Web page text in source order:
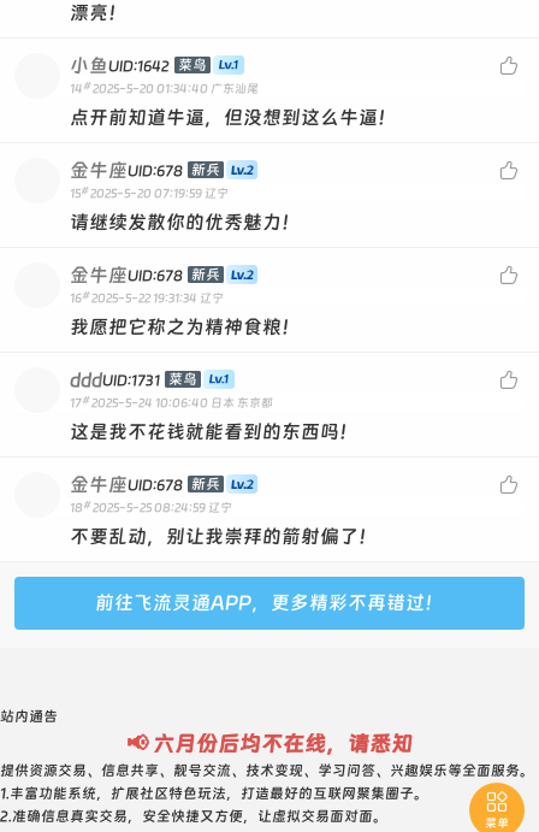
漂亮！

小鱼UID:1642 菜鸟
14 # 2025-5-20 01:34:40 广东汕尾
点开前知道牛逼，但没想到这么牛逼！

金牛座UID:678 新兵
15# 2025-5-20 07:19:59 辽宁
请继续发散你的优秀魅力！

金牛座UID:678 新兵
16# 2025-5-22 19:31:34 辽宁
我愿把它称之为精神食粮！

dddUID:1731 菜鸟
17# 2025-5-24 10:06:40 日本 东京都
这是我不花钱就能看到的东西吗！

金牛座UID:678 新兵
18 # 2025-5-25 08:24:59 辽宁
不要乱动，别让我崇拜的箭射偏了！
前往飞流灵通APP，更多精彩不再错过！

菜单
站内通告
📢 六月份后均不在线，请悉知
提供资源交易、信息共享、靓号交流、技术变现、学习问答、兴趣娱乐等全面服务。
1.丰富功能系统，扩展社区特色玩法，打造最好的互联网聚集圈子。
2.准确信息真实交易，安全快捷又方便，让虚拟交易面对面。